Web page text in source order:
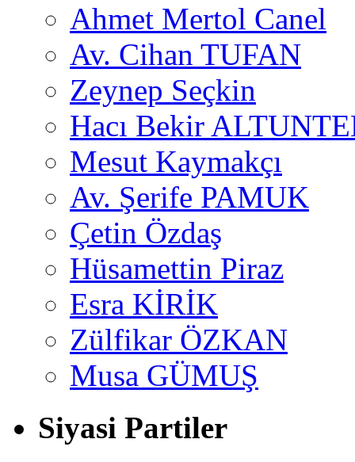
Ahmet Mertol Canel
Av. Cihan TUFAN
Zeynep Seçkin
Hacı Bekir
Mesut Kaymakçı
Av. Şerife PAMUK
Çetin Özdaş
Hüsamettin Piraz
Esra KİRİK
Zülfikar ÖZKAN
Musa GÜMUŞ
Siyasi Partiler